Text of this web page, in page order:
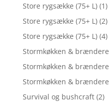
Store rygsække (75+ L) (1)
Store rygsække (75+ L) (2)
Store rygsække (75+ L) (4)
Stormkøkken & brændere
Stormkøkken & brændere
Stormkøkken & brændere
Survival og bushcraft (2)